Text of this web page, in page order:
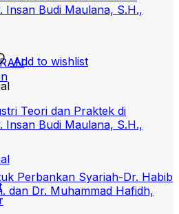
Add to wishlist
Teori dan Praktek di
Insan Budi Maulana, S.H.,